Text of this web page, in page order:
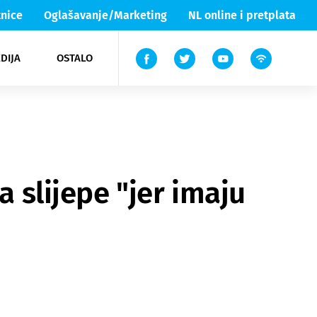
Oglašavanje/Marketing NL online i pretplata
OSTALO
Lika & Senj
TV
slijepe "jer imaju